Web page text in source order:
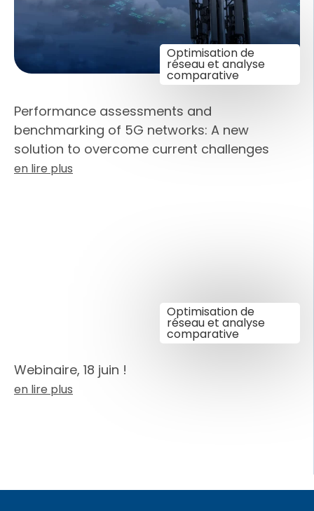
Optimisation de
réseau et analyse
comparative
Performance assessments and
benchmarking of 5G networks: A new
solution to overcome current challenges
en lire plus
Optimisation de
réseau et analyse
comparative
Webinaire, 18 juin !
en lire plus